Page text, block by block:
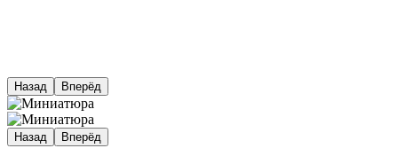
Назад Вперёд
Назад Вперёд